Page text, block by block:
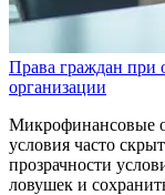
Права граждан при
организации
Микрофинансовые
условия часто
прозрачности
ловушек и